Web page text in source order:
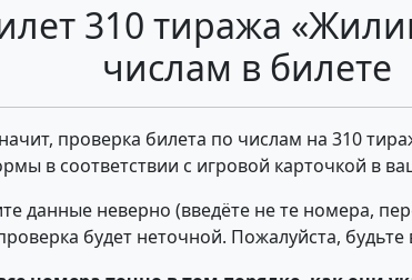
310 тиража
числам в билете
проверка билета по числам на 310
в соответствии с игровой карточкой в
данные неверно (введёте не те номера,
будет неточной. Пожалуйста,